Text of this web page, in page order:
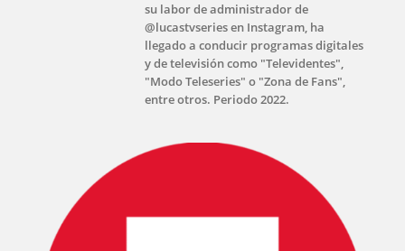
su labor de administrador de
@lucastvseries en Instagram, ha
llegado a conducir programas digitales
y de televisión como "Televidentes",
"Modo Teleseries" o "Zona de Fans",
entre otros. Periodo 2022.